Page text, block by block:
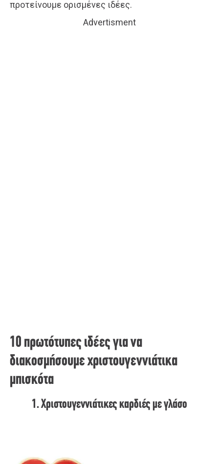
προτείνουμε ορισμένες ιδέες.
Advertisment
10 πρωτότυπες ιδέες για να
διακοσμήσουμε χριστουγεννιάτικα
μπισκότα
1. Χριστουγεννιάτικες καρδιές με γλάσο